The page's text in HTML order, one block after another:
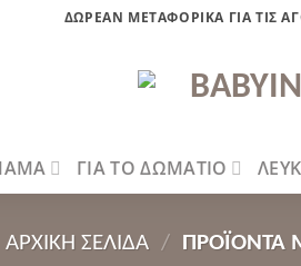
ΔΩΡΕΑΝ ΜΕΤΑΦΟΡΙΚΑ ΓΙΑ ΤΙΣ
ΓΙΑ ΤΟ ΔΩΜΑΤΙΟ
ΑΡΧΙΚΉ ΣΕΛΊΔΑ / ΠΡΟΪΌΝΤΑ